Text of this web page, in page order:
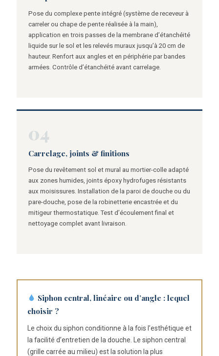
Pose du complexe pente intégré (système de receveur à
carreler ou chape de pente réalisée à la main),
application en trois passes de la membrane d’étanchéité
liquide sur le sol et les relevés muraux jusqu’à 20 cm de
hauteur. Renfort aux angles et en périphérie par bandes
armées. Contrôle d’étanchéité avant carrelage.
04
Carrelage, joints & finitions
Pose du revêtement sol et mural au mortier-colle adapté
aux zones humides, joints époxy hydrofuges résistants
aux moisissures. Installation de la paroi de douche ou du
pare-douche, pose de la robinetterie encastrée et du
mitigeur thermostatique. Test d’écoulement final et
nettoyage complet avant livraison.
Siphon central, linéaire ou d’angle : lequel
choisir ?
Le choix du siphon conditionne à la fois l’esthétique et
la facilité d’entretien de la douche. Le siphon central
(grille carrée au milieu) est la solution la plus